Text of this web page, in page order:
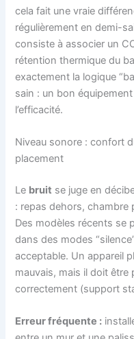
cela fait une vraie
régulièrement en demi-
consiste à associer un
rétention thermique du
exactement la logique
sain : un bon
l’efficacité.
Niveau sonore : confort
placement
Le bruit se juge en
: repas dehors, chambre
Des modèles récents se
dans des modes
acceptable. Un appareil
mauvais, mais il doit être
correctement (support
Erreur fréquente :